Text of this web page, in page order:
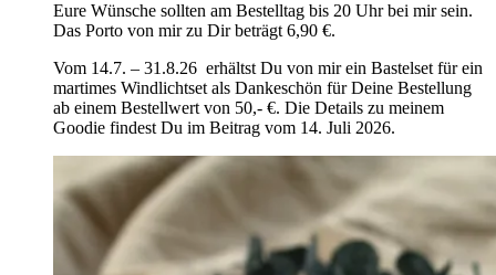
Eure Wünsche sollten am Bestelltag bis 20 Uhr bei mir sein.
Das Porto von mir zu Dir beträgt 6,90 €.
Vom 14.7. – 31.8.26 erhältst Du von mir ein Bastelset für ein
martimes Windlichtset als Dankeschön für Deine Bestellung
ab einem Bestellwert von 50,- €. Die Details zu meinem
Goodie findest Du im Beitrag vom 14. Juli 2026.